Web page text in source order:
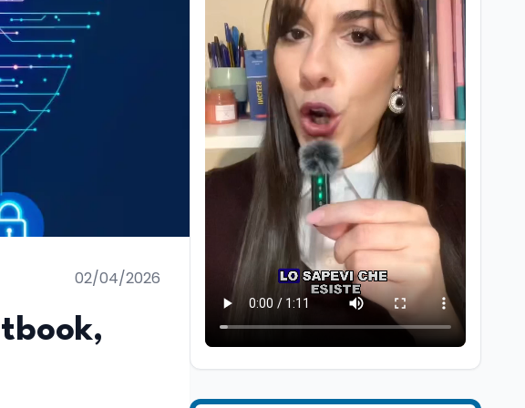
02/04/2026
Ricerca6 ago
Un secolo di Warburg: il
farmaco anti-tumore
che accende la glicolisi
Ricerca 6 ago
Il rivelatore che 'vede' i